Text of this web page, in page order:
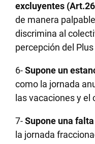
excluyentes
de manera
discrimina al
percepción del
6-Supone un
como la jornada
las vacaciones y
7-Supone una
la jornada